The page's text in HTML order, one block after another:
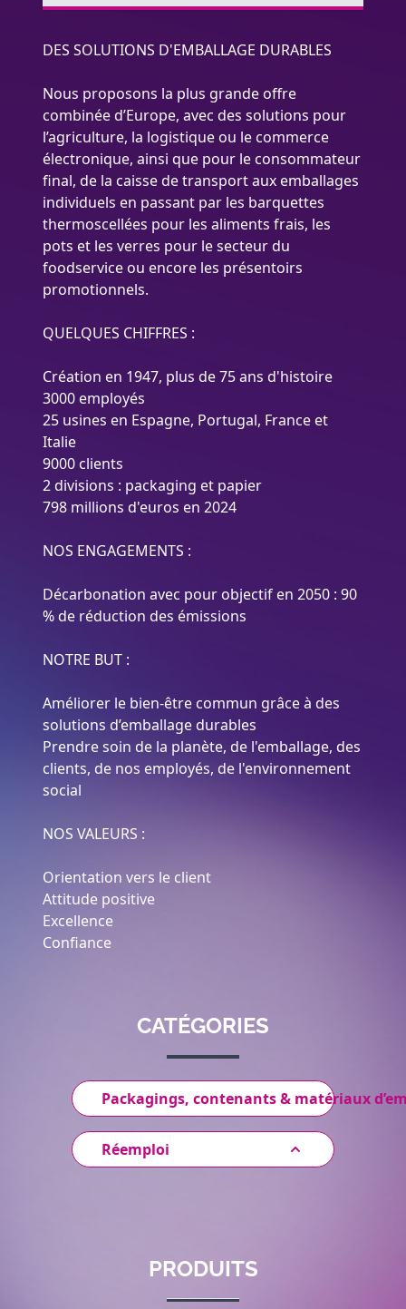
DES SOLUTIONS D'EMBALLAGE DURABLES
Nous proposons la plus grande offre
combinée d’Europe, avec des solutions pour
l’agriculture, la logistique ou le commerce
électronique, ainsi que pour le consommateur
final, de la caisse de transport aux emballages
individuels en passant par les barquettes
thermoscellées pour les aliments frais, les
pots et les verres pour le secteur du
foodservice ou encore les présentoirs
promotionnels.
QUELQUES CHIFFRES :
Création en 1947, plus de 75 ans d'histoire
3000 employés
25 usines en Espagne, Portugal, France et
Italie
9000 clients
2 divisions : packaging et papier
798 millions d'euros en 2024
NOS ENGAGEMENTS :
Décarbonation avec pour objectif en 2050 : 90
% de réduction des émissions
NOTRE BUT :
Améliorer le bien-être commun grâce à des
solutions d’emballage durables
Prendre soin de la planète, de l'emballage, des
clients, de nos employés, de l'environnement
social
NOS VALEURS :
Orientation vers le client
Attitude positive
Excellence
Confiance
CATÉGORIES
Packagings, contenants & matériaux
Réemploi
PRODUITS